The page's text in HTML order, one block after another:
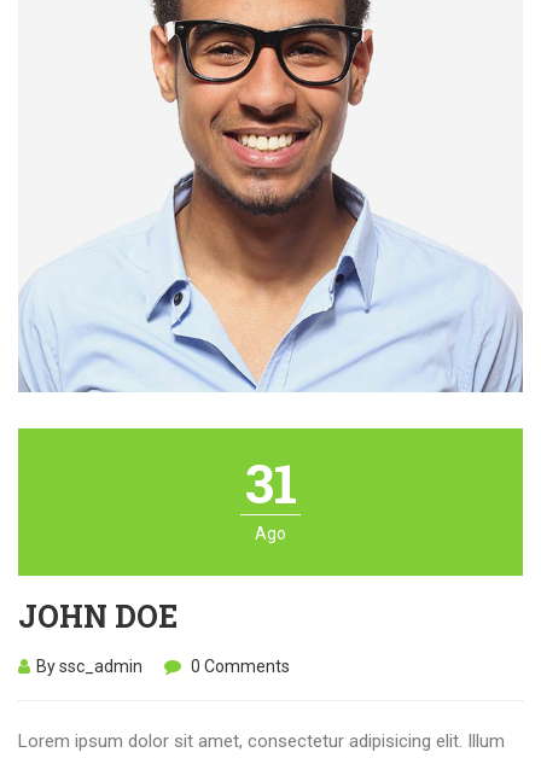
31
Ago
JOHN DOE
By ssc_admin 0 Comments
Lorem ipsum dolor sit amet, consectetur adipisicing elit. Illum